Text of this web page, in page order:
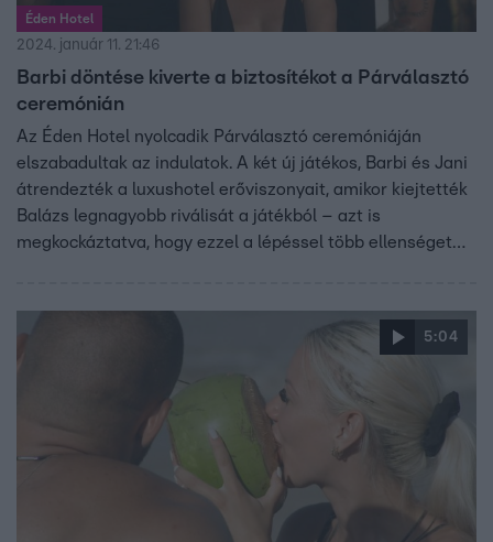
Éden Hotel
2024. január 11. 21:46
Barbi döntése kiverte a biztosítékot a Párválasztó
ceremónián
Az Éden Hotel nyolcadik Párválasztó ceremóniáján
elszabadultak az indulatok. A két új játékos, Barbi és Jani
átrendezték a luxushotel erőviszonyait, amikor kiejtették
Balázs legnagyobb riválisát a játékból – azt is
megkockáztatva, hogy ezzel a lépéssel több ellenséget
5:04